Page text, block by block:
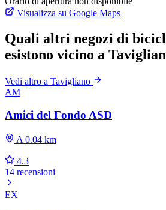
Visualizza su Google Maps
Quali altri negozi di
esistono vicino a
Vedi altro a Tavigliano
AM
Amici del Fondo ASD
A 0.04 km
4.3
14 recensioni
EX